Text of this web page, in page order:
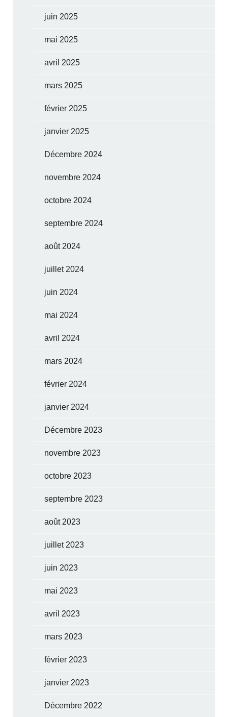
juin 2025
mai 2025
avril 2025
mars 2025
février 2025
janvier 2025
Décembre 2024
novembre 2024
octobre 2024
septembre 2024
août 2024
juillet 2024
juin 2024
mai 2024
avril 2024
mars 2024
février 2024
janvier 2024
Décembre 2023
novembre 2023
octobre 2023
septembre 2023
août 2023
juillet 2023
juin 2023
mai 2023
avril 2023
mars 2023
février 2023
janvier 2023
Décembre 2022